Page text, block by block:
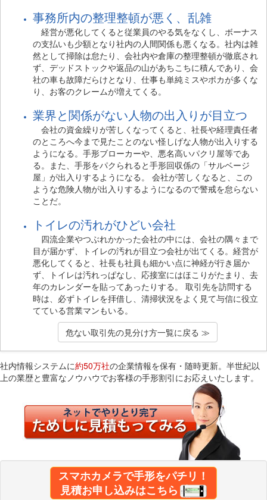
事務所内の整理整頓が悪く、乱雑
経営が悪化してくると従業員のやる気をなくし、ボーナス
の支払いも少額となり社内の人間関係も悪くなる。社内は雑
然として掃除は怠たり、会社内や倉庫の整理整頓が徹底され
ず、デッドストックや返品の山があちこちに積んであり、会
社の車も故障だらけとなり、仕事も単純ミスやポカが多くな
り、お客のクレームが増えてくる。
業界と関係がない人物の出入りが目立つ
会社の資金繰りが苦しくなってくると、社長や経理責任者
のところへ今まで見たことのない怪しげな人物が出入りする
ようになる。手形ブローカーや、悪名高いパクリ屋等であ
る。また、手形をパクられると手形回収係の「サルベージ
屋」が出入りするようになる。 会社が苦しくなると、この
ような危険人物が出入りするようになるので警戒を怠らない
ことだ。
トイレの汚れがひどい会社
四流企業やつぶれかかった会社の中には、会社の隅々まで
目が届かず、トイレの汚れが目立つ会社が出てくる。経営が
悪化してくると、社長も社員も細かい点に神経が行き届か
ず、トイレは汚れっぱなし、応接室にはほこりがたまり、去
年のカレンダーを貼ってあったりする。 取引先を訪問する
時は、必ずトイレを拝借し、清掃状況をよく見て与信に役立
てている営業マンもいる。
危ない取引先の見分け方一覧に戻る ≫
社内情報システムに約50万社の企業情報を保有・随時更新。半世紀以
上の業歴と豊富なノウハウでお客様の手形割引にお応えいたします。
スマホカメラで手形をパチリ！
見積お申し込みはこちら